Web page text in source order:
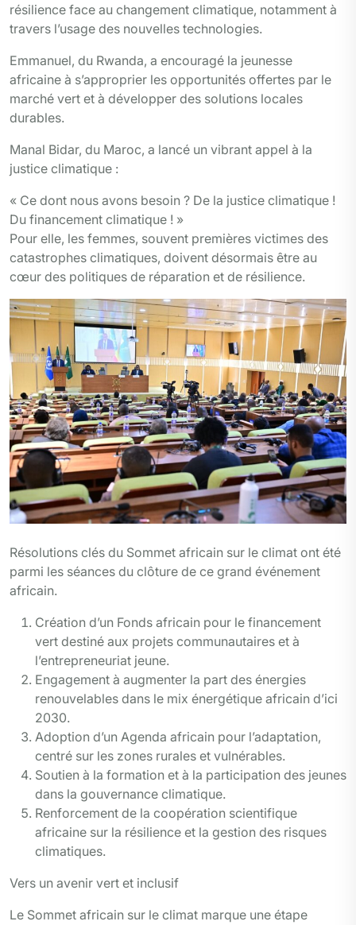
résilience face au changement climatique, notamment à
travers l’usage des nouvelles technologies.
Emmanuel, du Rwanda, a encouragé la jeunesse
africaine à s’approprier les opportunités offertes par le
marché vert et à développer des solutions locales
durables.
Manal Bidar, du Maroc, a lancé un vibrant appel à la
justice climatique :
« Ce dont nous avons besoin ? De la justice climatique !
Du financement climatique ! »
Pour elle, les femmes, souvent premières victimes des
catastrophes climatiques, doivent désormais être au
cœur des politiques de réparation et de résilience.
Résolutions clés du Sommet africain sur le climat ont été
parmi les séances du clôture de ce grand événement
africain.
Création d’un Fonds africain pour le financement
vert destiné aux projets communautaires et à
l’entrepreneuriat jeune.
Engagement à augmenter la part des énergies
renouvelables dans le mix énergétique africain d’ici
2030.
Adoption d’un Agenda africain pour l’adaptation,
centré sur les zones rurales et vulnérables.
Soutien à la formation et à la participation des jeunes
dans la gouvernance climatique.
Renforcement de la coopération scientifique
africaine sur la résilience et la gestion des risques
climatiques.
Vers un avenir vert et inclusif
Le Sommet africain sur le climat marque une étape